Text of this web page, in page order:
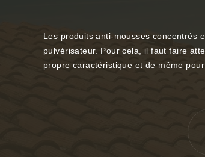
Les produits anti-mousses concentrés
pulvérisateur. Pour cela, il faut faire
propre caractéristique et de même